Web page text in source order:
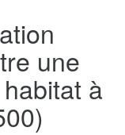
une
à